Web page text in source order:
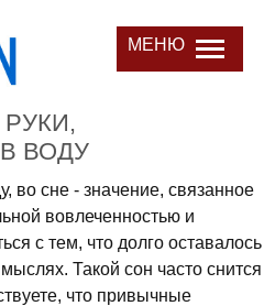
МЕНЮ
ВОДУ
во сне - значение, связанное
вовлеченностью и
с тем, что долго оставалось
Такой сон часто снится
что привычные